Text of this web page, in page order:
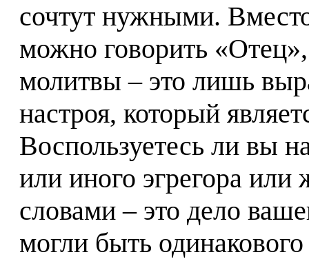
сочтут нужными.
можно говорить
молитвы – это лишь
настроя, который
Воспользуетесь ли вы
или иного эгрегора или
словами – это дело
могли быть